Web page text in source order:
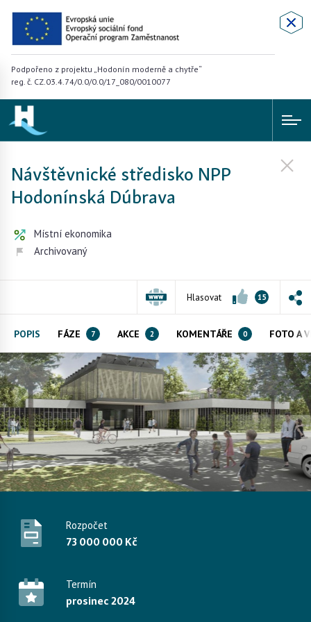
Podpořeno z projektu „Hodonín moderně a chytře“
reg. č. CZ.03.4.74/0.0/0.0/17_080/0010077
Návštěvnické středisko NPP
Hodonínská Dúbrava
Místní ekonomika
Archivovaný
Hlasovat 15
POPIS FÁZE 7 AKCE 2 KOMENTÁŘE 0 FOTO A
Rozpočet
73 000 000 Kč
Termín
prosinec 2024